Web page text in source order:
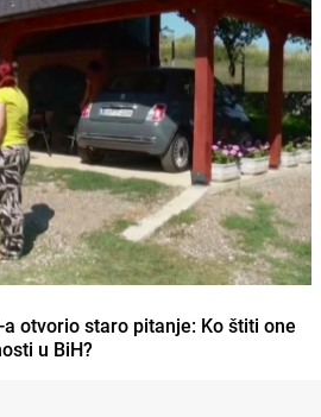
otvorio staro pitanje: Ko štiti one
u BiH?